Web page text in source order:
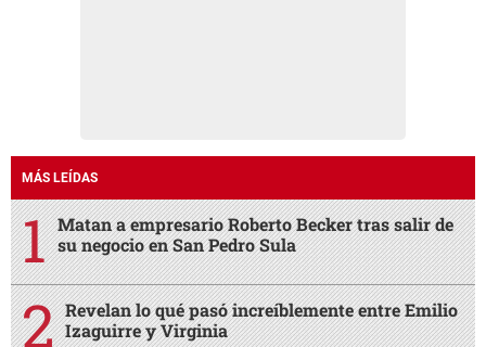
MÁS LEÍDAS
Matan a empresario Roberto Becker tras salir de
su negocio en San Pedro Sula
Revelan lo qué pasó increíblemente entre Emilio
Izaguirre y Virginia